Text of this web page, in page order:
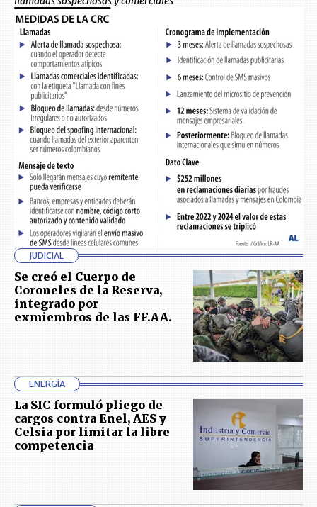
JUDICIAL
Se creó el Cuerpo de
Coroneles de la Reserva,
integrado por
exmiembros de las FF.AA.
ENERGÍA
La SIC formuló pliego de
cargos contra Enel, AES y
Celsia por limitar la libre
competencia